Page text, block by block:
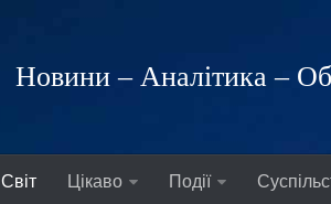
Новини – Аналітика –
Світ Цікаво Події